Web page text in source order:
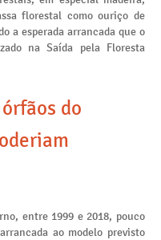
florestal como ouriço de
a esperada arrancada que o
na Saída pela Floresta
do
entre 1999 e 2018, pouco
ao modelo previsto